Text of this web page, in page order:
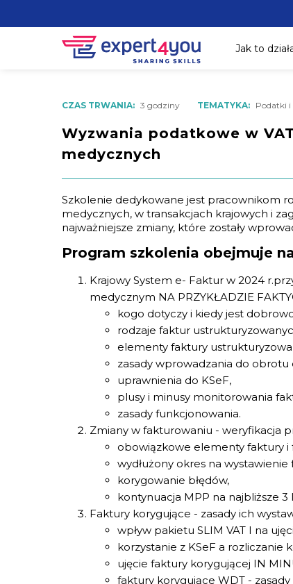
Jak to
CZAS TRWANIA: 3 godziny TEMATYKA: Podatki i
Wyzwania podatkowe w
medycznych
Szkolenie dedykowane jest pracownikom
medycznych, w transakcjach krajowych i
najważniejsze zmiany, które zostały
Program szkolenia obejmuje
Krajowy System e- Faktur w 2024
medycznym NA PRZYKŁADZIE
kogo dotyczy i kiedy jest
rodzaje faktur
elementy faktury
zasady wprowadzania do obrotu
uprawnienia do KSeF,
plusy i minusy monitorowania
zasady funkcjonowania.
Zmiany w fakturowaniu - weryfikacja
obowiązkowe elementy faktury i
wydłużony okres na wystawienie
korygowanie błędów,
kontynuacja MPP na najbliższe 3
Faktury korygujące - zasady ich
wpływ pakietu SLIM VAT I na
korzystanie z KSeF a rozliczanie
ujęcie faktury korygującej IN
faktury korygujące WDT -